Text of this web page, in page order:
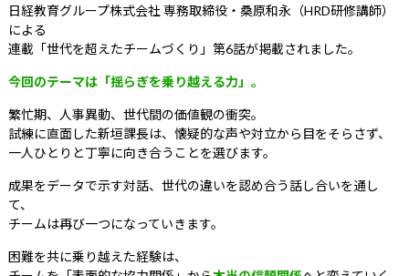
日経教育グループ株式会社 専務取締役・桑原和永（HRD研修講師）
による
連載「世代を超えたチームづくり」第6話が掲載されました。
今回のテーマは「揺らぎを乗り越える力」。
繁忙期、人事異動、世代間の価値観の衝突。
試練に直面した新垣課長は、懐疑的な声や対立から目をそらさず、
一人ひとりと丁寧に向き合うことを選びます。
成果をデータで示す対話、世代の違いを認め合う話し合いを通し
て、
チームは再び一つになっていきます。
困難を共に乗り越えた経験は、